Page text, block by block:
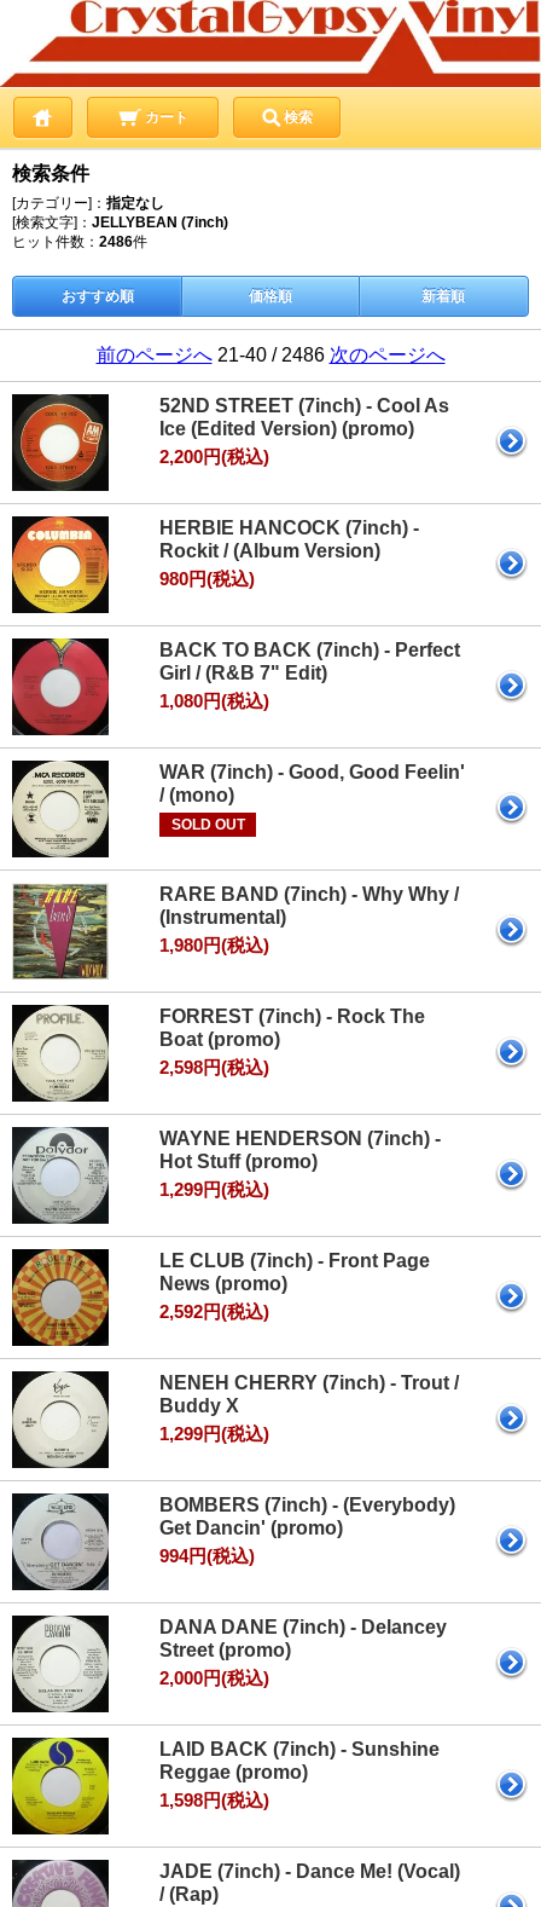
カート 検索
検索条件
[カテゴリー]： 指定なし
[検索文字]： JELLYBEAN (7inch)
ヒット件数： 2486件
おすすめ順 価格順 新着順
前のページへ21-40 / 2486 次のページへ
52ND STREET (7inch) - Cool As
Ice (Edited Version) (promo)
2,200円(税込)
HERBIE HANCOCK (7inch) -
Rockit / (Album Version)
980円(税込)
BACK TO BACK (7inch) - Perfect
Girl / (R&B 7" Edit)
1,080円(税込)
WAR (7inch) - Good, Good Feelin'
/ (mono)
SOLD OUT
RARE BAND (7inch) - Why Why /
(Instrumental)
1,980円(税込)
FORREST (7inch) - Rock The
Boat (promo)
2,598円(税込)
WAYNE HENDERSON (7inch) -
Hot Stuff (promo)
1,299円(税込)
LE CLUB (7inch) - Front Page
News (promo)
2,592円(税込)
NENEH CHERRY (7inch) - Trout /
Buddy X
1,299円(税込)
BOMBERS (7inch) - (Everybody)
Get Dancin' (promo)
994円(税込)
DANA DANE (7inch) - Delancey
Street (promo)
2,000円(税込)
LAID BACK (7inch) - Sunshine
Reggae (promo)
1,598円(税込)
JADE (7inch) - Dance Me! (Vocal)
/ (Rap)